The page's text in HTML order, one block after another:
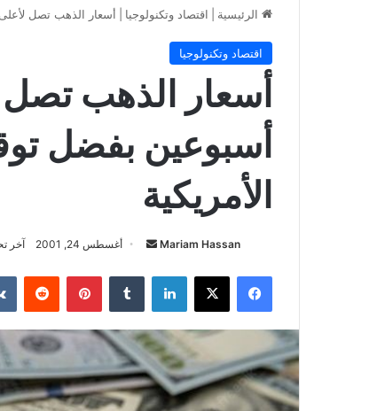
الرئيسية اقتصاد وتكنولوجيا أسعار الذهب تصل
اقتصاد وتكنولوجيا
أسعار الذهب
أسبوعين بفضل
الأمريكية
Mariam Hassan
أرسل
إلكترونيا
أغسطس 24, 2001 آخر
فيسبوك ‫X لينكدإن بينتيريست